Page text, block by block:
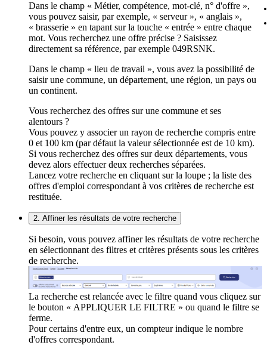
Dans le champ « Métier, compétence, mot-clé, n° d'offre »,
vous pouvez saisir, par exemple, « serveur », « anglais »,
« brasserie » en tapant sur la touche « entrée » entre chaque
mot. Vous recherchez une offre précise ? Saisissez
directement sa référence, par exemple 049RSNK.
Dans le champ « lieu de travail », vous avez la possibilité de
saisir une commune, un département, une région, un pays ou
un continent.
Vous recherchez des offres sur une commune et ses
alentours ?
Vous pouvez y associer un rayon de recherche compris entre
0 et 100 km (par défaut la valeur sélectionnée est de 10 km).
Si vous recherchez des offres sur deux départements, vous
devez alors effectuer deux recherches séparées.
Lancez votre recherche en cliquant sur la loupe ; la liste des
offres d'emploi correspondant à vos critères de recherche est
restituée.
2. Affiner les résultats de votre recherche
Si besoin, vous pouvez affiner les résultats de votre recherche
en sélectionnant des filtres et critères présents sous les critères
de recherche.
La recherche est relancée avec le filtre quand vous cliquez sur
le bouton « APPLIQUER LE FILTRE » ou quand le filtre se
ferme.
Pour certains d'entre eux, un compteur indique le nombre
d'offres correspondant.